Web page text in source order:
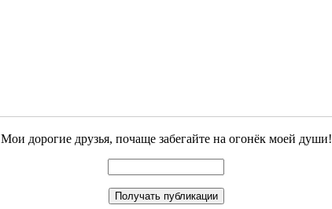
Мои дорогие друзья, почаще забегайте на огонёк моей души!